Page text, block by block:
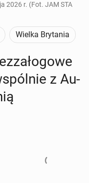
2026 r. (Fot. JAM STA
Wielka Brytania
z Au­